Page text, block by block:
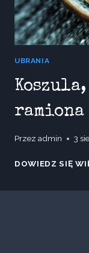
UBRANIA
ramiona
Przez admin 3
DOWIEDZ SIĘ